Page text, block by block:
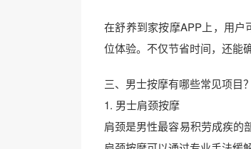
在舒养到家按摩APP上，用户
位体验。不仅节省时间，还能
三、男士按摩有哪些常见项目？
1. 男士肩颈按摩
肩颈是男性最容易积劳成疾的